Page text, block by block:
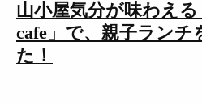
山小屋気分が味わえる
cafe」で、親子ランチ
た！